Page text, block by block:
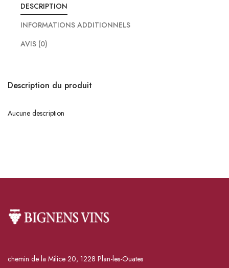
DESCRIPTION
INFORMATIONS ADDITIONNELS
AVIS (0)
Description du produit
Aucune description
chemin de la Milice 20, 1228 Plan-les-Ouates